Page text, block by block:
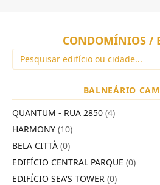
CONDOMÍNIOS /
BALNEÁRIO
QUANTUM - RUA 2850 (4)
HARMONY (10)
BELA CITTÀ (0)
EDIFÍCIO CENTRAL PARQUE (0)
EDIFÍCIO SEA'S TOWER (0)